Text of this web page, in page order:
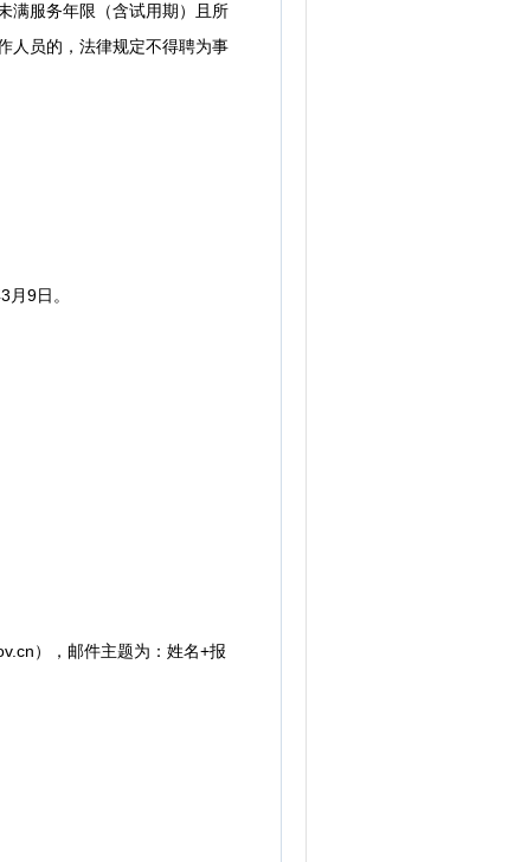
满服务年限（含试用期）且所
人员的，法律规定不得聘为事
9日。
），邮件主题为：姓名+报